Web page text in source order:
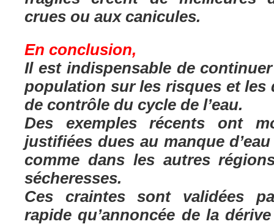
crues ou aux canicules.
En conclusion,
Il est indispensable de
population sur les risques et les
de contrôle du cycle de l’eau.
Des exemples récents ont
justifiées dues au manque
comme dans les autres
sécheresses.
Ces craintes sont validées
rapide qu’annoncée de la